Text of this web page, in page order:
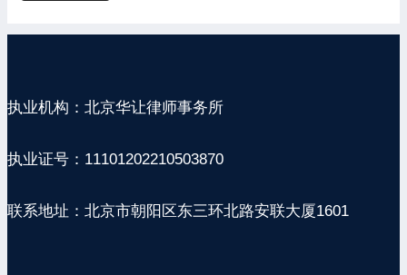
执业机构：北京华让律师事务所
执业证号：11101202210503870
联系地址：北京市朝阳区东三环北路安联大厦1601